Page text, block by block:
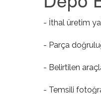
- İthal üretim
- Parça
- Belirtilen
- Temsili